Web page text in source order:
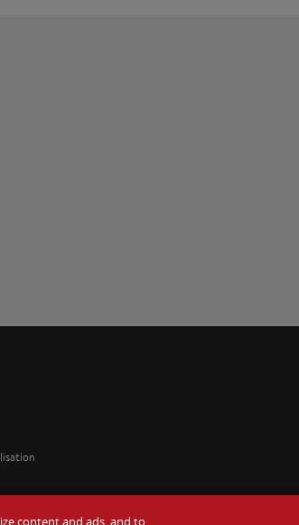
content and ads, and to